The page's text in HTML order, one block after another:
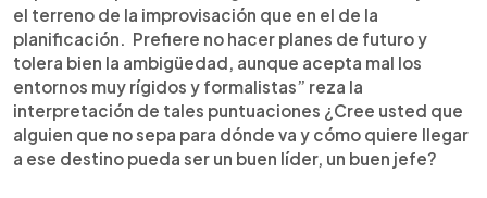
el terreno de la improvisación que en el de la
planificación. Prefiere no hacer planes de futuro y
tolera bien la ambigüedad, aunque acepta mal los
entornos muy rígidos y formalistas” reza la
interpretación de tales puntuaciones ¿Cree usted que
alguien que no sepa para dónde va y cómo quiere llegar
a ese destino pueda ser un buen líder, un buen jefe?